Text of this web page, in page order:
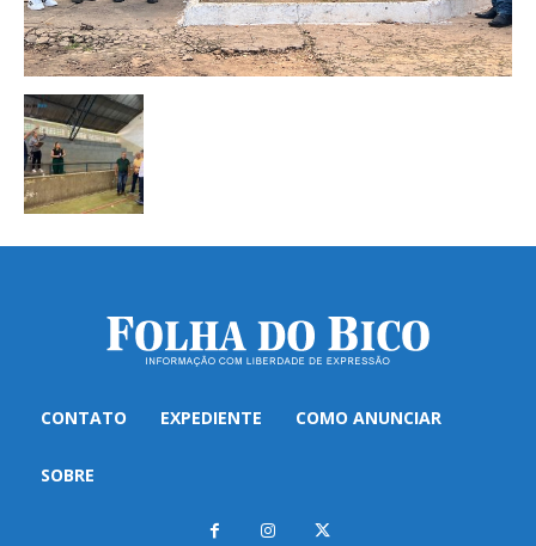
CONTATO EXPEDIENTE COMO ANUNCIAR
SOBRE